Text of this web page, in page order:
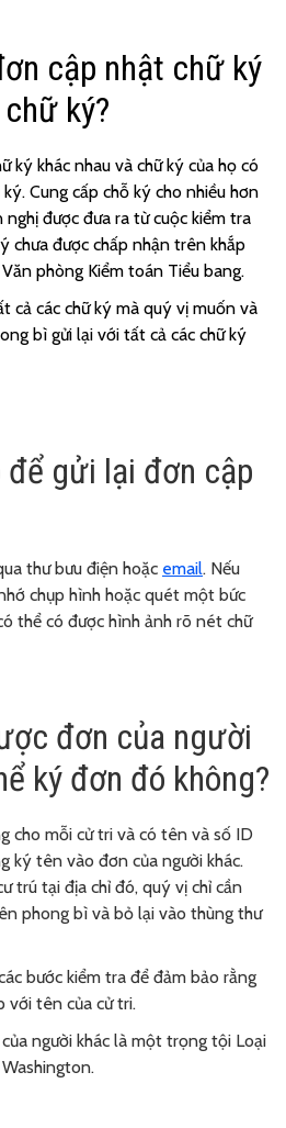
cập nhật chữ ký
ký?
ký khác nhau và chữ ký của họ có
Cung cấp chỗ ký cho nhiều hơn
được đưa ra từ cuộc kiểm tra
chưa được chấp nhận trên khắp
phòng Kiểm toán Tiểu bang.
cả các chữ ký mà quý vị muốn và
bì gửi lại với tất cả các chữ ký
để gửi lại đơn cập
thư bưu điện hoặc email. Nếu
chụp hình hoặc quét một bức
thể có được hình ảnh rõ nét chữ
đơn của người
ký đơn đó không?
cho mỗi cử tri và có tên và số ID
ký tên vào đơn của người khác.
trú tại địa chỉ đó, quý vị chỉ cần
phong bì và bỏ lại vào thùng thư
bước kiểm tra để đảm bảo rằng
với tên của cử tri.
người khác là một trọng tội Loại